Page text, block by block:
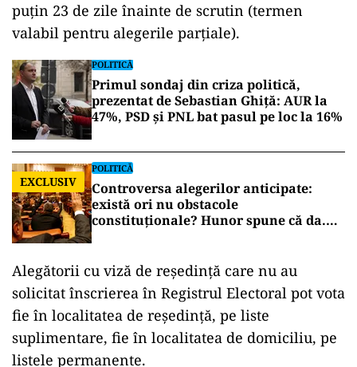
puțin 23 de zile înainte de scrutin (termen
valabil pentru alegerile parțiale).
POLITICĂ
Primul sondaj din criza politică,
prezentat de Sebastian Ghiță: AUR la
47%, PSD și PNL bat pasul pe loc la 16%
EXCLUSIV
POLITICĂ
Controversa alegerilor anticipate:
există ori nu obstacole
constituționale? Hunor spune că da.
Alegătorii cu viză de reședință care nu au
solicitat înscrierea în Registrul Electoral pot vota
fie în localitatea de reședință, pe liste
suplimentare, fie în localitatea de domiciliu, pe
listele permanente.